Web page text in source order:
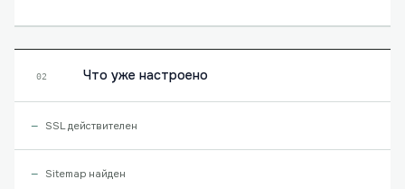
02 Что уже настроено
SSL действителен
Sitemap найден